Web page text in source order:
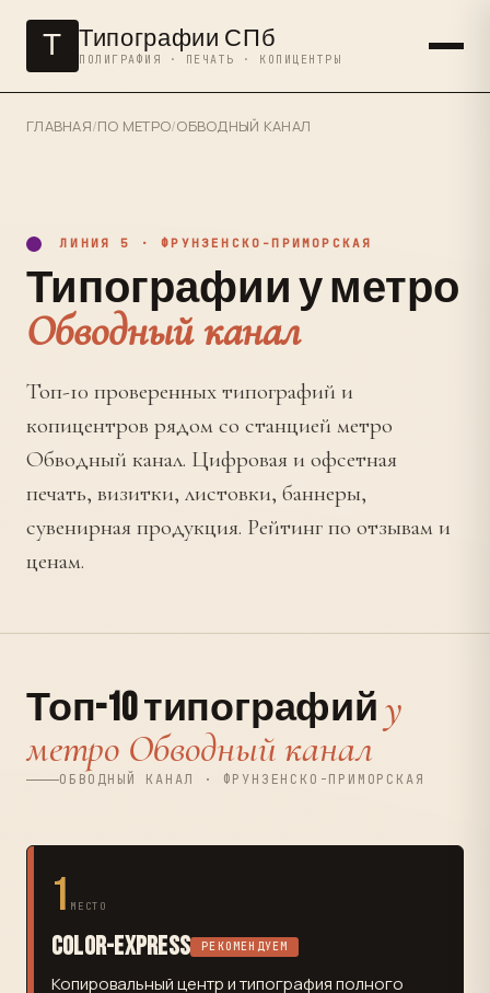
Т Типографии СПб
ПОЛИГРАФИЯ · ПЕЧАТЬ · КОПИЦЕНТРЫ
ГЛАВНАЯ/ПО МЕТРО/ОБВОДНЫЙ КАНАЛ
ЛИНИЯ 5 · ФРУНЗЕНСКО-ПРИМОРСКАЯ
Типографии у метро
Обводный канал
Топ-10 проверенных типографий и
копицентров рядом со станцией метро
Обводный канал. Цифровая и офсетная
печать, визитки, листовки, баннеры,
сувенирная продукция. Рейтинг по отзывам и
ценам.
Топ-10 типографийу
метро Обводный канал
ОБВОДНЫЙ КАНАЛ · ФРУНЗЕНСКО-ПРИМОРСКАЯ
1 МЕСТО
Color-Express РЕКОМЕНДУЕМ
Копировальный центр и типография полного